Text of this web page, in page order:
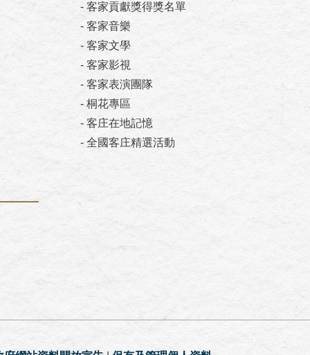
- 客家貢獻獎得獎名單
- 客家音樂
- 客家文學
- 客家影視
- 客家表演團隊
- 桐花專區
- 客庄在地記憶
- 全國客庄精選活動